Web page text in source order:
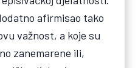
afirmisao tako
važnost, a koje su
zanemarene ili,